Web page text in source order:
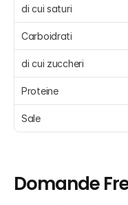
di cui saturi
Carboidrati
di cui zuccheri
Proteine
Sale
Domande